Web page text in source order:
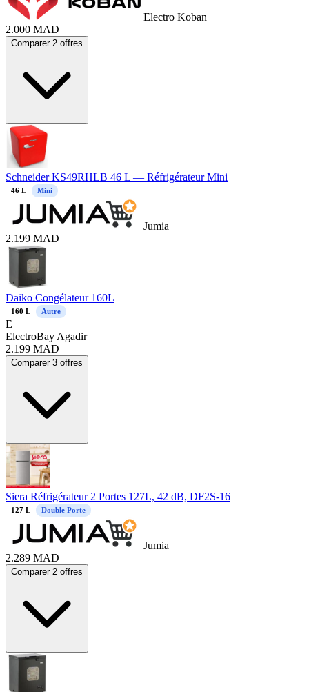
Electro Koban
2.000 MAD
Comparer 2 offres
Schneider KS49RHLB 46 L — Réfrigérateur Mini
46 L Mini
Jumia
2.199 MAD
Daiko Congélateur 160L
160 L Autre
E
ElectroBay Agadir
2.199 MAD
Comparer 3 offres
Siera Réfrigérateur 2 Portes 127L, 42 dB, DF2S-16
127 L Double Porte
Jumia
2.289 MAD
Comparer 2 offres